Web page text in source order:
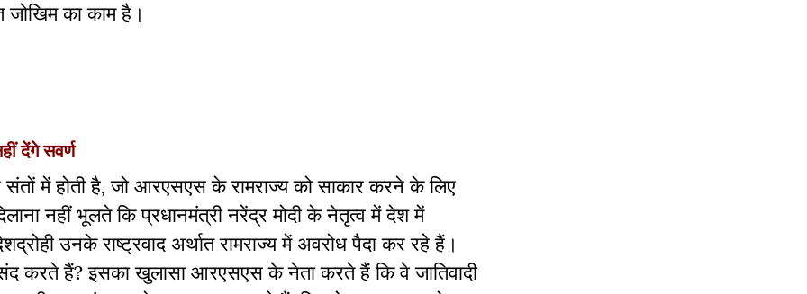
जोखिम का काम है।
देंगे सवर्ण
संतों में होती है, जो आरएसएस के रामराज्य को साकार करने के लिए
नहीं भूलते कि प्रधानमंत्री नरेंद्र मोदी के नेतृत्व में देश में
उनके राष्ट्रवाद अर्थात रामराज्य में अवरोध पैदा कर रहे हैं।
करते हैं? इसका खुलासा आरएसएस के नेता करते हैं कि वे जातिवादी